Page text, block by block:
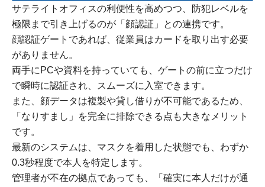
サテライトオフィスの利便性を高めつつ、防犯レベルを
極限まで引き上げるのが「顔認証」との連携です。
顔認証ゲートであれば、従業員はカードを取り出す必要
がありません。
両手にPCや資料を持っていても、ゲートの前に立つだけ
で瞬時に認証され、スムーズに入室できます。
また、顔データは複製や貸し借りが不可能であるため、
「なりすまし」を完全に排除できる点も大きなメリット
です。
最新のシステムは、マスクを着用した状態でも、わずか
0.3秒程度で本人を特定します。
管理者が不在の拠点であっても、「確実に本人だけが通